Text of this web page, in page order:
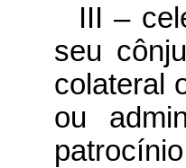
III –
seu
colateral
ou